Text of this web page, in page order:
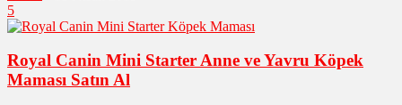
5
Royal Canin Mini Starter Anne ve Yavru Köpek
Maması Satın Al